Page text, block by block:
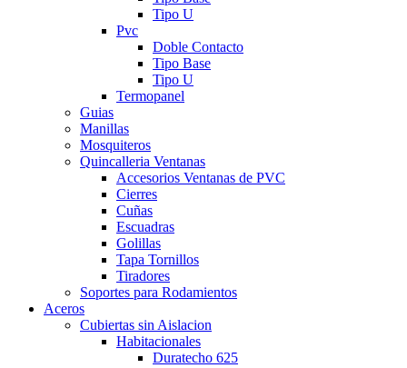
Tipo U
Pvc
Doble Contacto
Tipo Base
Tipo U
Termopanel
Guias
Manillas
Mosquiteros
Quincalleria Ventanas
Accesorios Ventanas de PVC
Cierres
Cuñas
Escuadras
Golillas
Tapa Tornillos
Tiradores
Soportes para Rodamientos
Aceros
Cubiertas sin Aislacion
Habitacionales
Duratecho 625